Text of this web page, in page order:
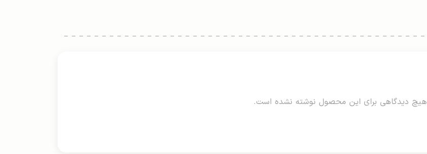
هیچ دیدگاهی برای این محصول نوشته نشده است.